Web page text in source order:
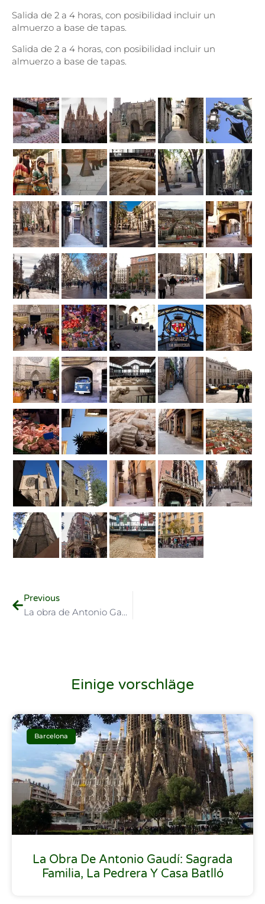
Salida de 2 a 4 horas, con posibilidad incluir un
almuerzo a base de tapas.
Salida de 2 a 4 horas, con posibilidad incluir un
almuerzo a base de tapas.
Previous
Einige vorschläge
Barcelona
La Obra De Antonio Gaudí: Sagrada
Familia, La Pedrera Y Casa Batlló